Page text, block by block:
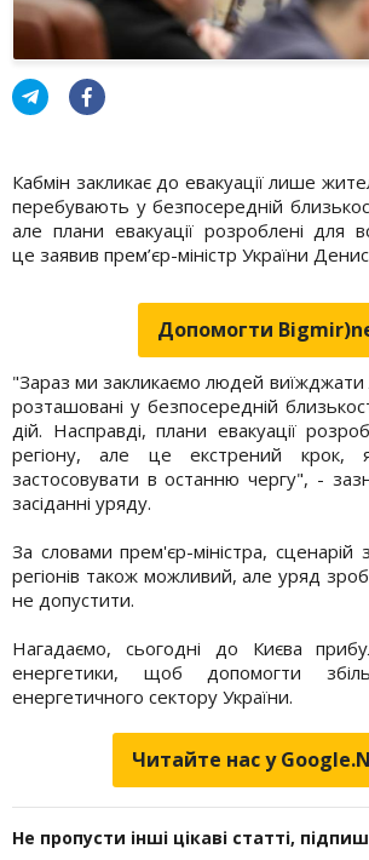
Кабмін закликає до евакуації лише
перебувають у безпосередній
але плани евакуації розроблені для
це заявив прем’єр-міністр України
Допомогти
"Зараз ми закликаємо людей виїжджати
розташовані у безпосередній
дій. Насправді, плани евакуації
регіону, але це екстрений крок,
застосовувати в останню чергу", -
засіданні уряду.
За словами прем'єр-міністра, сценарій
регіонів також можливий, але уряд
не допустити.
Нагадаємо, сьогодні до Києва
енергетики, щоб допомогти
енергетичного сектору України.
Читайте нас у
Не пропусти інші цікаві статті,